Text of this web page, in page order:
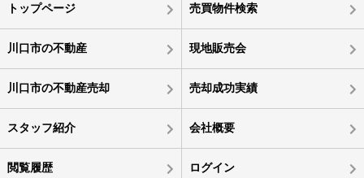
トップページ 売買物件検索
川口市の不動産 現地販売会
川口市の不動産売却 売却成功実績
スタッフ紹介 会社概要
閲覧履歴 ログイン